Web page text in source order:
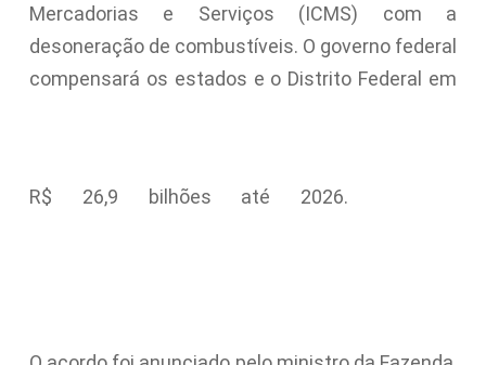
Mercadorias e Serviços (ICMS) com a
desoneração de combustíveis. O governo federal
compensará os estados e o Distrito Federal em
R$ 26,9 bilhões até 2026.